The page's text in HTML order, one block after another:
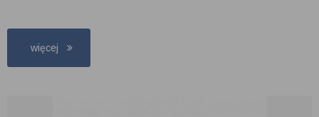
więcej